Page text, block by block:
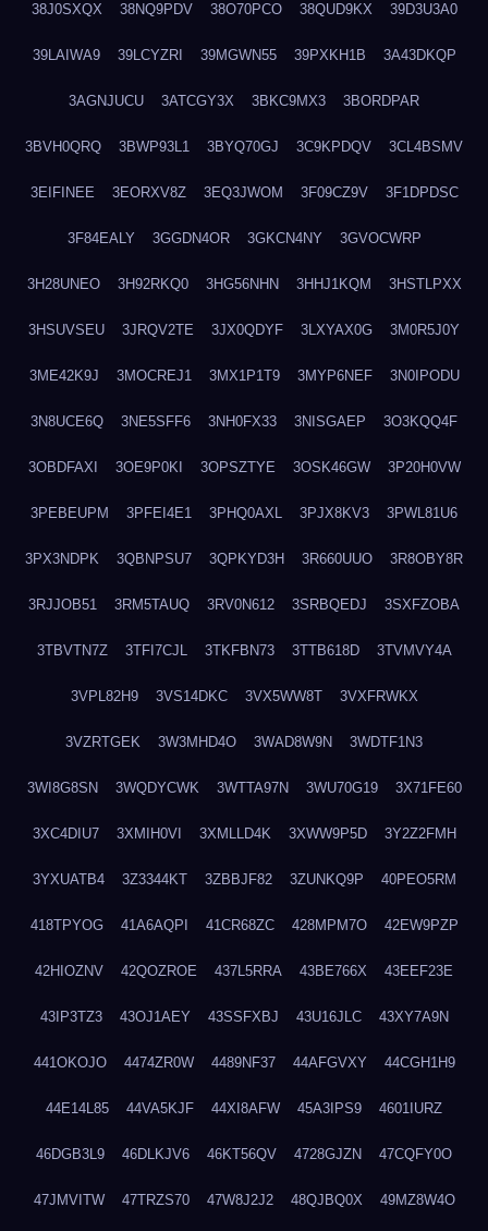
38J0SXQX 38NQ9PDV 38O70PCO 38QUD9KX 39D3U3A0
39LAIWA9 39LCYZRI 39MGWN55 39PXKH1B 3A43DKQP
3AGNJUCU 3ATCGY3X 3BKC9MX3 3BORDPAR
3BVH0QRQ 3BWP93L1 3BYQ70GJ 3C9KPDQV 3CL4BSMV
3EIFINEE 3EORXV8Z 3EQ3JWOM 3F09CZ9V 3F1DPDSC
3F84EALY 3GGDN4OR 3GKCN4NY 3GVOCWRP
3H28UNEO 3H92RKQ0 3HG56NHN 3HHJ1KQM 3HSTLPXX
3HSUVSEU 3JRQV2TE 3JX0QDYF 3LXYAX0G 3M0R5J0Y
3ME42K9J 3MOCREJ1 3MX1P1T9 3MYP6NEF 3N0IPODU
3N8UCE6Q 3NE5SFF6 3NH0FX33 3NISGAEP 3O3KQQ4F
3OBDFAXI 3OE9P0KI 3OPSZTYE 3OSK46GW 3P20H0VW
3PEBEUPM 3PFEI4E1 3PHQ0AXL 3PJX8KV3 3PWL81U6
3PX3NDPK 3QBNPSU7 3QPKYD3H 3R660UUO 3R8OBY8R
3RJJOB51 3RM5TAUQ 3RV0N612 3SRBQEDJ 3SXFZOBA
3TBVTN7Z 3TFI7CJL 3TKFBN73 3TTB618D 3TVMVY4A
3VPL82H9 3VS14DKC 3VX5WW8T 3VXFRWKX
3VZRTGEK 3W3MHD4O 3WAD8W9N 3WDTF1N3
3WI8G8SN 3WQDYCWK 3WTTA97N 3WU70G19 3X71FE60
3XC4DIU7 3XMIH0VI 3XMLLD4K 3XWW9P5D 3Y2Z2FMH
3YXUATB4 3Z3344KT 3ZBBJF82 3ZUNKQ9P 40PEO5RM
418TPYOG 41A6AQPI 41CR68ZC 428MPM7O 42EW9PZP
42HIOZNV 42QOZROE 437L5RRA 43BE766X 43EEF23E
43IP3TZ3 43OJ1AEY 43SSFXBJ 43U16JLC 43XY7A9N
441OKOJO 4474ZR0W 4489NF37 44AFGVXY 44CGH1H9
44E14L85 44VA5KJF 44XI8AFW 45A3IPS9 4601IURZ
46DGB3L9 46DLKJV6 46KT56QV 4728GJZN 47CQFY0O
47JMVITW 47TRZS70 47W8J2J2 48QJBQ0X 49MZ8W4O